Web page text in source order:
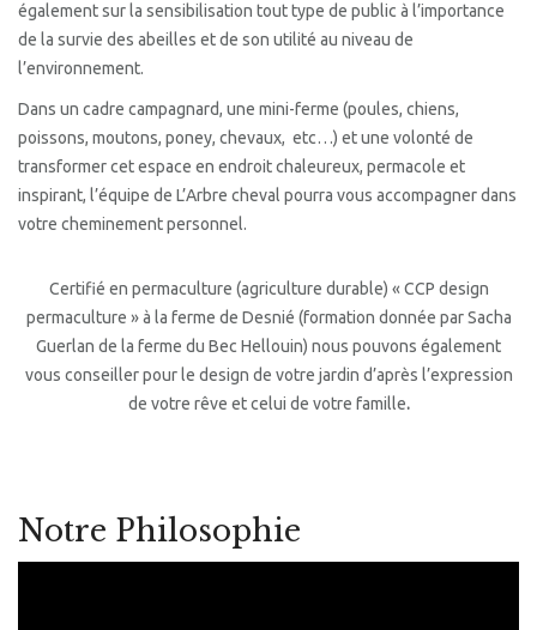
également sur la sensibilisation tout type de public à l’importance
de la survie des abeilles et de son utilité au niveau de
l’environnement.
Dans un cadre campagnard, une mini-ferme (poules, chiens,
poissons, moutons, poney, chevaux, etc…) et une volonté de
transformer cet espace en endroit chaleureux, permacole et
inspirant, l’équipe de L’Arbre cheval pourra vous accompagner dans
votre cheminement personnel.
Certifié en permaculture (agriculture durable) « CCP design
permaculture » à la ferme de Desnié (formation donnée par Sacha
Guerlan de la ferme du Bec Hellouin) nous pouvons également
vous conseiller pour le design de votre jardin d’après l’expression
de votre rêve et celui de votre famille.
Notre Philosophie